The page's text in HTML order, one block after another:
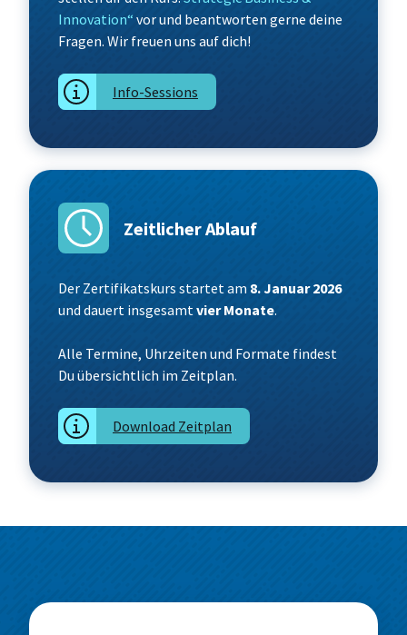
Innovation“ vor und beantworten gerne deine
Fragen. Wir freuen uns auf dich!
Info-Sessions
Zeitlicher Ablauf
Der Zertifikatskurs startet am 8. Januar 2026
und dauert insgesamt vier Monate.
Alle Termine, Uhrzeiten und Formate findest
Du übersichtlich im Zeitplan.
Download Zeitplan